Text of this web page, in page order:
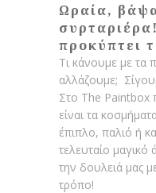
Ωραία,
προκύπτει
Τι κάνουμε με τα
αλλάζουμε;
Στο The Paintbox
είναι τα
έπιπλο, παλιό ή
τελευταίο μαγικό
την δουλειά μας
τρόπο!